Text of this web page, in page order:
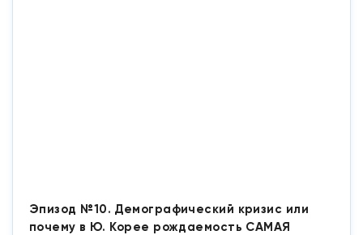
Эпизод №10. Демографический кризис или
почему в Ю. Корее рождаемость САМАЯ